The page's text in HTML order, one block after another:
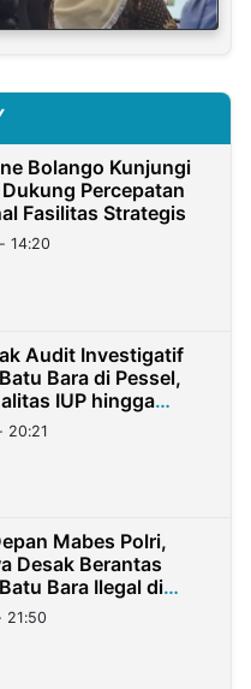
Bolango Kunjungi
Dukung Percepatan
Fasilitas Strategis
14:20
Audit Investigatif
Bara di Pessel,
IUP hingga
20:21
Mabes Polri,
Desak Berantas
Bara Ilegal di
21:50